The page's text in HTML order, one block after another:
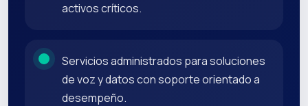
activos críticos.
Servicios administrados para soluciones
de voz y datos con soporte orientado a
desempeño.